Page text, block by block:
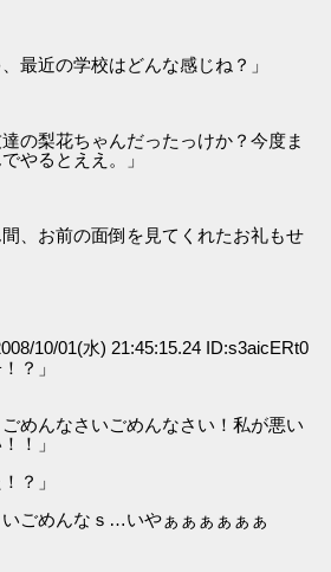
最近の学校はどんな感じね？」
の梨花ちゃんだったっけか？今度ま
やるとええ。」
、お前の面倒を見てくれたお礼もせ
10/01(水) 21:45:15.24 ID:s3aicERt0
？」
めんなさいごめんなさい！私が悪い
！」
？」
ごめんなｓ…いやぁぁぁぁぁぁ